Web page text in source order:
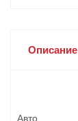
Описание
Авто